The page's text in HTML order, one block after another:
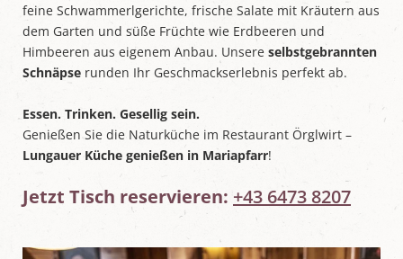
feine Schwammerlgerichte, frische Salate mit Kräutern aus
dem Garten und süße Früchte wie Erdbeeren und
Himbeeren aus eigenem Anbau. Unsere selbstgebrannten
Schnäpse runden Ihr Geschmackserlebnis perfekt ab.
Essen. Trinken. Gesellig sein.
Genießen Sie die Naturküche im Restaurant Örglwirt –
Lungauer Küche genießen in Mariapfarr!
Jetzt Tisch reservieren: +43 6473 8207